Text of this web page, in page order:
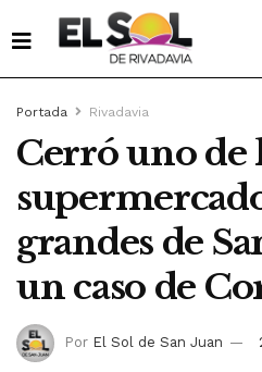
Portada Rivadavia
Cerró uno de
grandes de
un caso de
Por El Sol de San Juan